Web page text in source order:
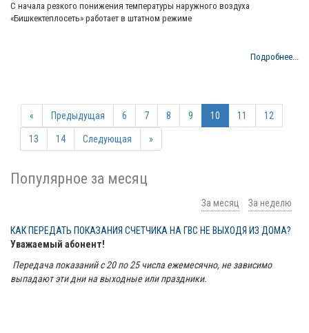
С начала резкого понижения температуры наружного воздуха
«Бишкектеплосеть» работает в штатном режиме
Подробнее...
« Предыдущая 6 7 8 9 10 11 12
13 14 Следующая »
Популярное за месяц
За месяц За неделю
КАК ПЕРЕДАТЬ ПОКАЗАНИЯ СЧЕТЧИКА НА ГВС НЕ ВЫХОДЯ ИЗ ДОМА?
Уважаемый абонент!
Передача показаний с 20 по 25 числа ежемесячно, не зависимо
выпадают эти дни на выходные или праздники.